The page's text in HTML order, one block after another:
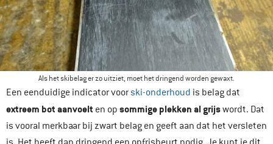
Als het skibelag er zo uitziet, moet het dringend worden gewaxt.
Een eenduidige indicator voorski-onderhoud is belag dat
extreem bot aanvoelt en op sommige plekken al grijswordt. Dat
is vooral merkbaar bij zwart belag en geeft aan dat het versleten